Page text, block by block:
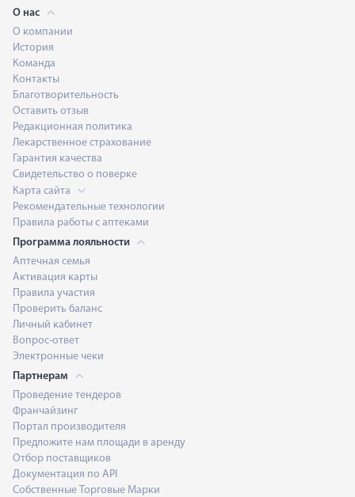
О нас
О компании
История
Команда
Контакты
Благотворительность
Оставить отзыв
Редакционная политика
Лекарственное страхование
Гарантия качества
Свидетельство о поверке
Карта сайта
Рекомендательные технологии
Правила работы с аптеками
Программа лояльности
Аптечная семья
Активация карты
Правила участия
Проверить баланс
Личный кабинет
Вопрос-ответ
Электронные чеки
Партнерам
Проведение тендеров
Франчайзинг
Портал производителя
Предложите нам площади в аренду
Отбор поставщиков
Документация по API
Собственные Торговые Марки